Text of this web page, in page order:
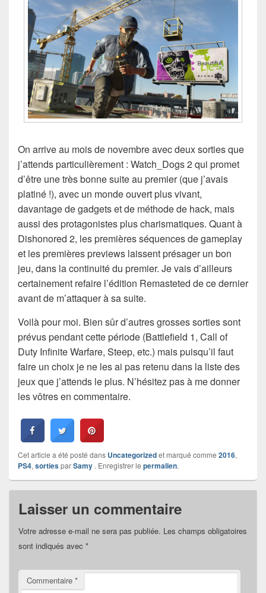
On arrive au mois de novembre avec deux sorties que
j’attends particulièrement : Watch_Dogs 2 qui promet
d’être une très bonne suite au premier (que j’avais
platiné !), avec un monde ouvert plus vivant,
davantage de gadgets et de méthode de hack, mais
aussi des protagonistes plus charismatiques. Quant à
Dishonored 2, les premières séquences de gameplay
et les premières previews laissent présager un bon
jeu, dans la continuité du premier. Je vais d’ailleurs
certainement refaire l’édition Remasteted de ce dernier
avant de m’attaquer à sa suite.
Voilà pour moi. Bien sûr d’autres grosses sorties sont
prévus pendant cette période (Battlefield 1, Call of
Duty Infinite Warfare, Steep, etc.) mais puisqu’il faut
faire un choix je ne les ai pas retenu dans la liste des
jeux que j’attends le plus. N’hésitez pas à me donner
les vôtres en commentaire.
Cet article a été posté dans Uncategorizedet marqué comme 2016,
PS4, sortiesparSamy . Enregistrer le permalien.
Laisser un commentaire
Votre adresse e-mail ne sera pas publiée. Les champs obligatoires
sont indiqués avec *
Commentaire *